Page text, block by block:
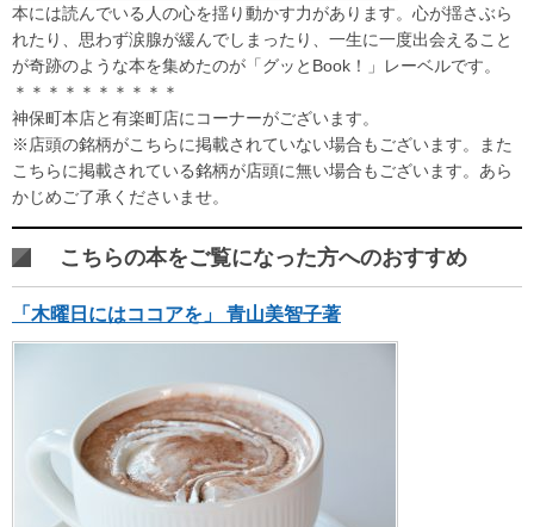
本には読んでいる人の心を揺り動かす力があります。心が揺さぶら
れたり、思わず涙腺が緩んでしまったり、一生に一度出会えること
が奇跡のような本を集めたのが「グッとBook！」レーベルです。
＊＊＊＊＊＊＊＊＊＊
神保町本店と有楽町店にコーナーがございます。
※店頭の銘柄がこちらに掲載されていない場合もございます。また
こちらに掲載されている銘柄が店頭に無い場合もございます。あら
かじめご了承くださいませ。
こちらの本をご覧になった方へのおすすめ
「木曜日にはココアを」 青山美智子著